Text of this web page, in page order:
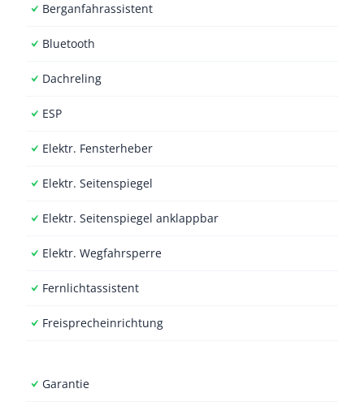
Berganfahrassistent
Bluetooth
Dachreling
ESP
Elektr. Fensterheber
Elektr. Seitenspiegel
Elektr. Seitenspiegel anklappbar
Elektr. Wegfahrsperre
Fernlichtassistent
Freisprecheinrichtung
Garantie